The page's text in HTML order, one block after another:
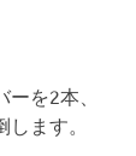
を2本、
ます。